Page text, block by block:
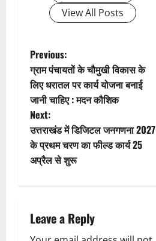
t
i
o
n
View All Posts
P
o
s
t
n
v
Previous:
ग्राम पंचायतों के चौमुखी विकास के
लिए धरातल पर कार्य योजना बनाई
जानी चाहिए : मदन कौशिक
Next:
उत्तराखंड में डिजिटल जनगणना 2027
के प्रथम चरण का फील्ड कार्य 25
अप्रैल से शुरू
Leave a Reply